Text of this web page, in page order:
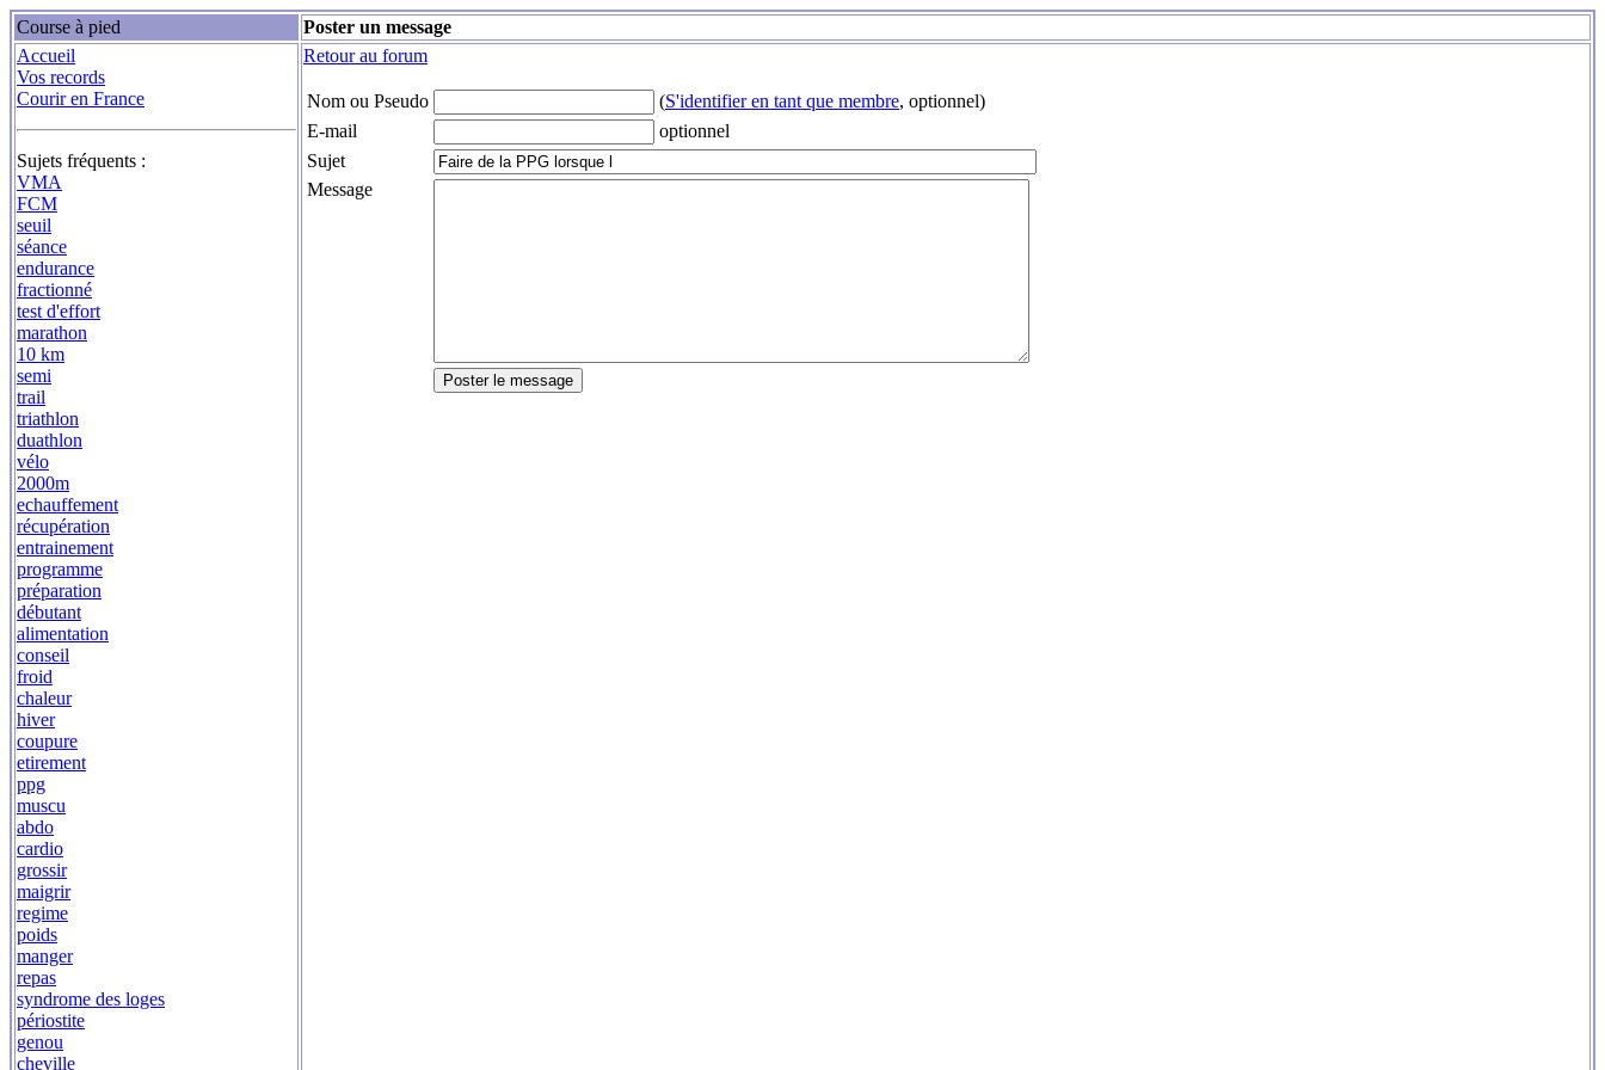
Course à pied
Poster un message
Accueil
Vos records
Courir en France
Sujets fréquents :
VMA
FCM
seuil
séance
endurance
fractionné
test d'effort
marathon
10 km
semi
trail
triathlon
duathlon
vélo
2000m
echauffement
récupération
entrainement
programme
préparation
débutant
alimentation
conseil
froid
chaleur
hiver
coupure
etirement
ppg
muscu
abdo
cardio
grossir
maigrir
regime
poids
manger
repas
syndrome des loges
périostite
genou
cheville
Retour au forum
Nom ou Pseudo (S'identifier en tant que membre, optionnel)
E-mail
optionnel
Sujet
Message